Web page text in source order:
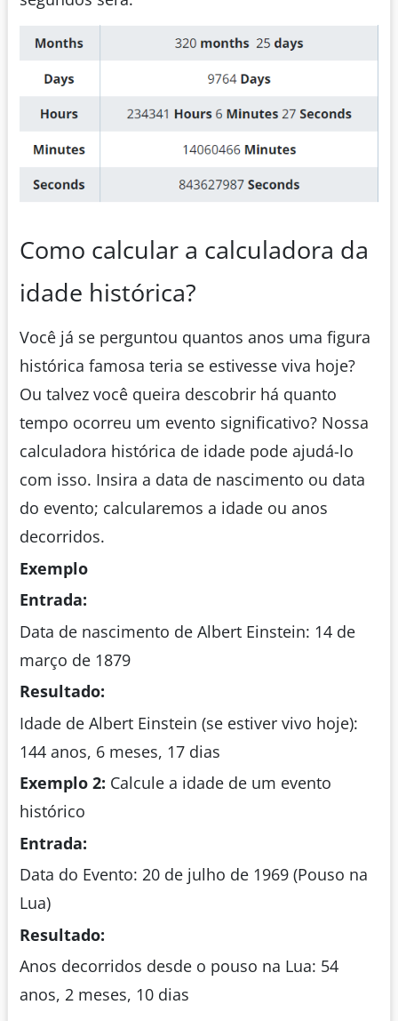
Como calcular a calculadora da
idade histórica?
Você já se perguntou quantos anos uma figura
histórica famosa teria se estivesse viva hoje?
Ou talvez você queira descobrir há quanto
tempo ocorreu um evento significativo? Nossa
calculadora histórica de idade pode ajudá-lo
com isso. Insira a data de nascimento ou data
do evento; calcularemos a idade ou anos
decorridos.
Exemplo
Entrada:
Data de nascimento de Albert Einstein: 14 de
março de 1879
Resultado:
Idade de Albert Einstein (se estiver vivo hoje):
144 anos, 6 meses, 17 dias
Exemplo 2: Calcule a idade de um evento
histórico
Entrada:
Data do Evento: 20 de julho de 1969 (Pouso na
Lua)
Resultado:
Anos decorridos desde o pouso na Lua: 54
anos, 2 meses, 10 dias